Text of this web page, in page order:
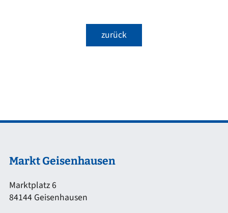
zurück
Markt Geisenhausen
Marktplatz 6
84144 Geisenhausen